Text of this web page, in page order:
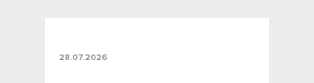
28.07.2026